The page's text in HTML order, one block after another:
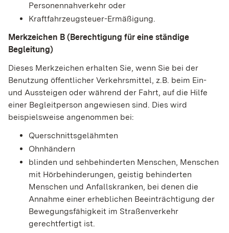
Personennahverkehr oder
Kraftfahrzeugsteuer-Ermäßigung.
Merkzeichen B (Berechtigung für eine ständige
Begleitung)
Dieses Merkzeichen erhalten Sie, wenn Sie bei der
Benutzung öffentlicher Verkehrsmittel, z.B. beim Ein-
und Aussteigen oder während der Fahrt, auf die Hilfe
einer Begleitperson angewiesen sind. Dies wird
beispielsweise angenommen bei:
Querschnittsgelähmten
Ohnhändern
blinden und sehbehinderten Menschen, Menschen
mit Hörbehinderungen, geistig behinderten
Menschen und Anfallskranken, bei denen die
Annahme einer erheblichen Beeinträchtigung der
Bewegungsfähigkeit im Straßenverkehr
gerechtfertigt ist.